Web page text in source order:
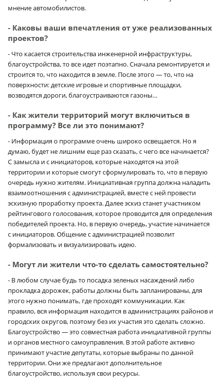
мнение автомобилистов.
- Каковы ваши впечатления от уже реализованных
проектов?
- Что касается строительства инженерной инфраструктуры,
благоустройства, то все идет поэтапно. Сначала ремонтируется и
строится то, что находится в земле. После этого — то, что на
поверхности: детские игровые и спортивные площадки,
возводятся дороги, благоустраиваются газоны…
- Как жители территорий могут включиться в
программу? Все ли это понимают?
- Информация о программе очень широко освещается. Но я
думаю, будет не лишним еще раз сказать, с чего все начинается?
С замысла и с инициаторов, которые находятся на этой
территории и которые смогут сформулировать то, что в первую
очередь нужно жителям. Инициативная группа должна наладить
взаимоотношения с администрацией, вместе с ней провести
эскизную проработку проекта. Далее эскиз станет участником
рейтингового голосования, которое проводится для определения
победителей проекта. Но, в первую очередь, участие начинается
с инициаторов. Общение с администрацией позволит
формализовать и визуализировать идею.
- Могут ли жители что-то сделать самостоятельно?
- В любом случае будь то посадка зеленых насаждений либо
прокладка дорожек, работы должны быть запланированы, для
этого нужно понимать, где проходят коммуникации. Как
правило, вся информация находится в администрациях районов и
городских округов, поэтому без их участия это сделать сложно.
Благоустройство — это совместная работа инициативной группы
и органов местного самоуправления. В этой работе активно
принимают участие депутаты, которые выбраны по данной
территории. Они же предлагают дополнительное
благоустройство, используя свои ресурсы.
×